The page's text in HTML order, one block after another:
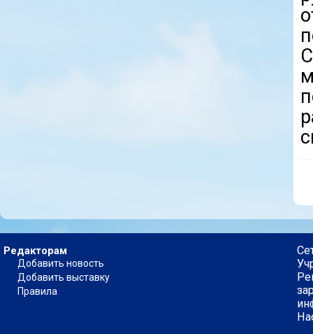
Редакторам
Добавить новость
Добавить выставку
Правила